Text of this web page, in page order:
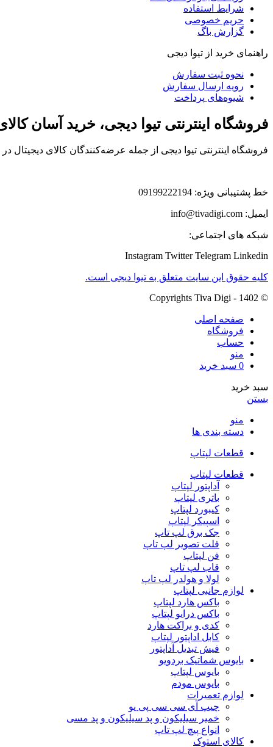
شرایط استفاده
حریم خصوصی
گزارش باگ
راهنمای خرید از تیوا دیجی
نحوه ثبت سفارش
رویه ارسال سفارش
شیوه‌های پرداخت
فروشگاه اینترنتی تیوا دیجی، خرید آسان
فروشگاه اینترنتی تیوا دیجی از جمله عرضه‌کنندگان کالای
خط پشتیبانی ویژه: 09199222194
ایمیل: info@tivadigi.com
شبکه های اجتماعی:
Instagram Twitter Telegram Linkedin
کلیه حقوق این سایت متعلق به تیوا دیجی است.
© Copyrights Tiva Digi - 1402
صفحه اصلی
فروشگاه
حساب
منو
0 سبد خرید
سبد خرید
بستن
منو
دسته بندی ها
قطعات لپتاپ
قطعات لپتاپ
آداپتور لپتاپ
باتری لپتاپ
کیبورد لپتاپ
اسپیکر لپتاپ
جک برق لپ تاپ
فلت تصویر لپ تاپ
فن لپتاپ
قاب لپ تاپ
لولا و هولدر لپ تاپ
لوازم جانبی لپتاپ
باکس هارد لپتاپ
باکس درایو لپتاپ
کدی و براکت هارد
کابل اداپتور لپتاپ
فیش تبدیل آداپتور
بایوس شماتیک بردویو
بایوس لپتاپ
بایوس مودم
لوازم تعمیرات
چیپ آی سی سی پی یو
خمیر سیلیکون و پد سیلیکون و پد مسی
انواع پیچ لپ تاپ
کالای استوک